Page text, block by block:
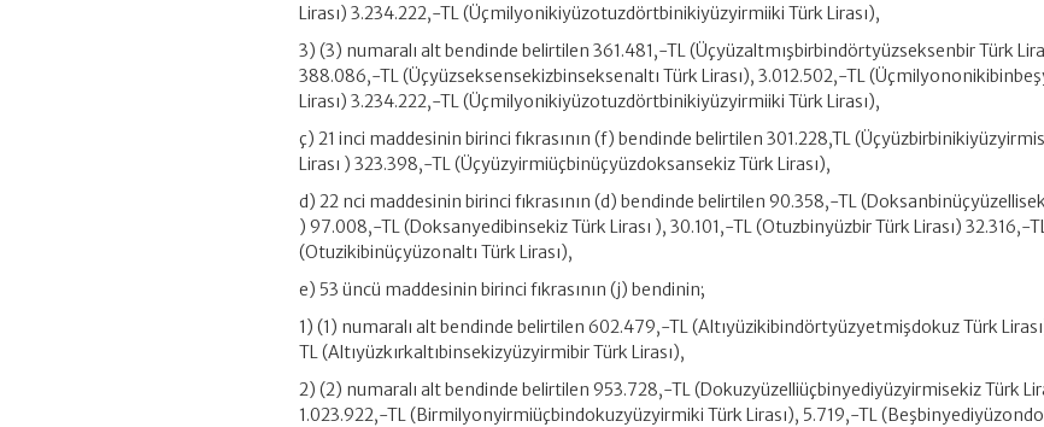
Lirası) 3.234.222,-TL (Üçmilyonikiyüzotuzdörtbinikiyüzyirmiiki Türk Lirası),
3) (3) numaralı alt bendinde belirtilen 361.481,-TL (Üçyüzaltmışbirbindörtyüzseksenbir Türk
388.086,-TL (Üçyüzseksensekizbinseksenaltı Türk Lirası), 3.012.502,-TL
Lirası) 3.234.222,-TL (Üçmilyonikiyüzotuzdörtbinikiyüzyirmiiki Türk Lirası),
ç) 21 inci maddesinin birinci fıkrasının (f) bendinde belirtilen 301.228,TL
Lirası ) 323.398,-TL (Üçyüzyirmiüçbinüçyüzdoksansekiz Türk Lirası),
d) 22 nci maddesinin birinci fıkrasının (d) bendinde belirtilen 90.358,-TL
) 97.008,-TL (Doksanyedibinsekiz Türk Lirası ), 30.101,-TL (Otuzbinyüzbir Türk Lirası) 32.316,-
(Otuzikibinüçyüzonaltı Türk Lirası),
e) 53 üncü maddesinin birinci fıkrasının (j) bendinin;
1) (1) numaralı alt bendinde belirtilen 602.479,-TL (Altıyüzikibindörtyüzyetmişdokuz Türk
TL (Altıyüzkırkaltıbinsekizyüzyirmibir Türk Lirası),
2) (2) numaralı alt bendinde belirtilen 953.728,-TL (Dokuzyüzelliüçbinyediyüzyirmisekiz Türk
1.023.922,-TL (Birmilyonyirmiüçbindokuzyüzyirmiki Türk Lirası), 5.719,-TL